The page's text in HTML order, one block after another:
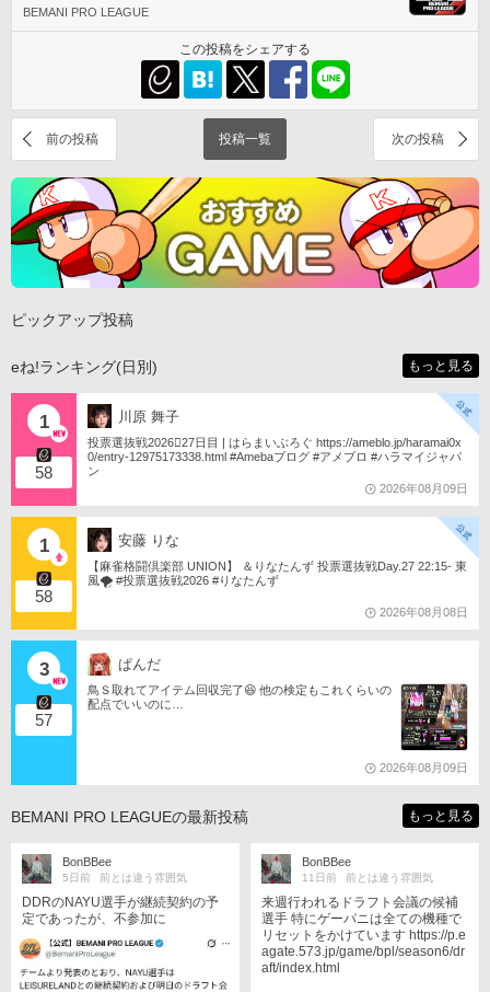
BEMANI PRO LEAGUE
この投稿をシェアする
前の投稿 投稿一覧 次の投稿
ピックアップ投稿
eね!ランキング(日別) もっと見る
1
58
川原 舞子
投票選抜戦2026󾇟27日目 | はらまいぶろぐ https://ameblo.jp/haramai0x
0/entry-12975173338.html #Amebaブログ #アメブロ #ハラマイジャパ
ン
2026年08月09日
1
58
安藤 りな
【麻雀格闘倶楽部 UNION】 ＆りなたんず 投票選抜戦Day.27 22:15- 東
風🌪️ #投票選抜戦2026 #りなたんず
2026年08月08日
3
57
ぱんだ
鳥Ｓ取れてアイテム回収完了😆 他の検定もこれくらいの
配点でいいのに…
2026年08月09日
BEMANI PRO LEAGUEの最新投稿 もっと見る
BonBBee
5日前 前とは違う雰囲気
DDRのNAYU選手が継続契約の予
定であったが、不参加に
BonBBee
11日前 前とは違う雰囲気
来週行われるドラフト会議の候補
選手 特にゲーパニは全ての機種で
リセットをかけています https://p.e
agate.573.jp/game/bpl/season6/dr
aft/index.html